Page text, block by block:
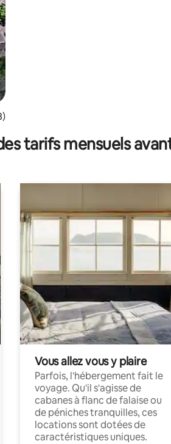
sur la base de 108
tarifs mensuels
Vous allez vous y plaire
Parfois, l'hébergement fait le
voyage. Qu'il s'agisse de
cabanes à flanc de falaise ou
de péniches tranquilles, ces
locations sont dotées de
caractéristiques uniques.